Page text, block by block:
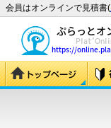
会員はオンラインで見積書(